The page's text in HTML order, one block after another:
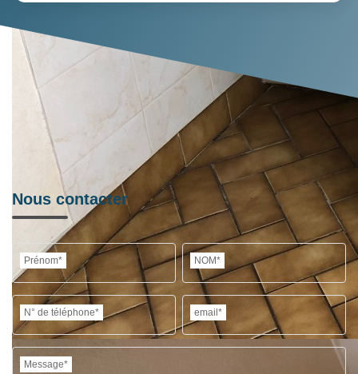
Nous contacter
Prénom* NOM*
N° de téléphone* email*
Message*